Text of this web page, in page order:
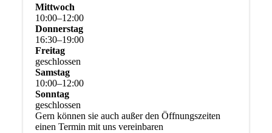
Mittwoch
10:00–12:00
Donnerstag
16:30–19:00
Freitag
geschlossen
Samstag
10:00–12:00
Sonntag
geschlossen
Gern können sie auch außer den Öffnungszeiten
einen Termin mit uns vereinbaren